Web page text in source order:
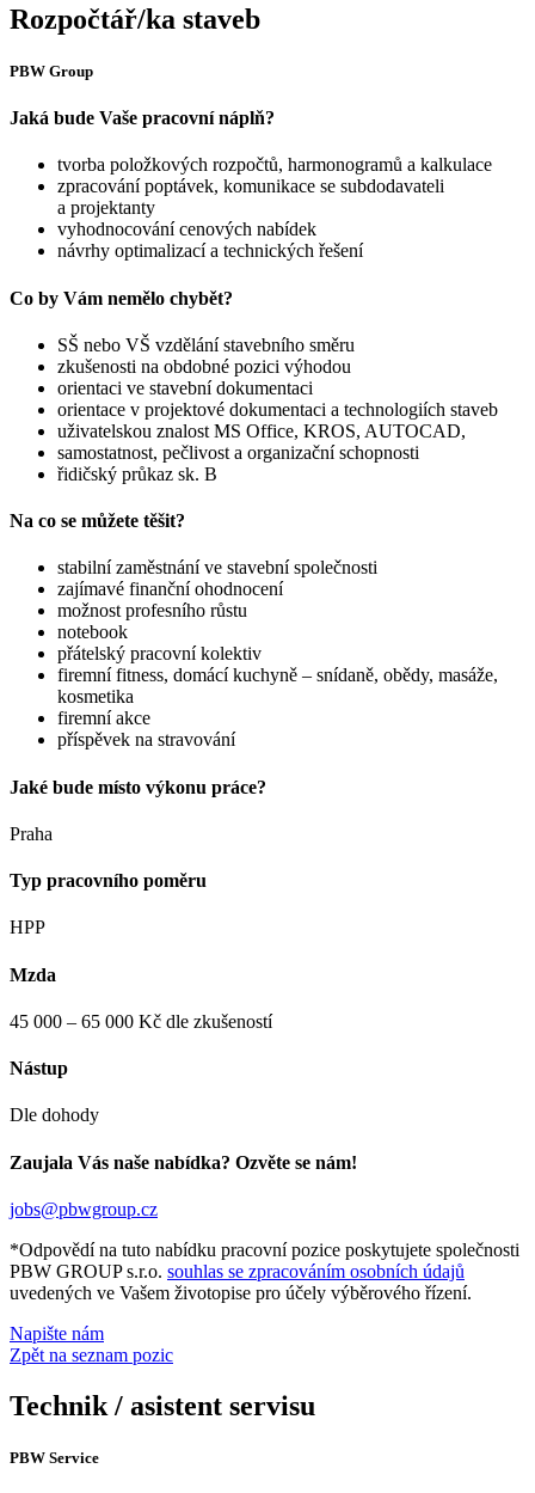
Rozpočtář/ka staveb
PBW Group
Jaká bude Vaše pracovní náplň?
tvorba položkových rozpočtů, harmonogramů a kalkulace
zpracování poptávek, komunikace se subdodavateli
a projektanty
vyhodnocování cenových nabídek
návrhy optimalizací a technických řešení
Co by Vám nemělo chybět?
SŠ nebo VŠ vzdělání stavebního směru
zkušenosti na obdobné pozici výhodou
orientaci ve stavební dokumentaci
orientace v projektové dokumentaci a technologiích staveb
uživatelskou znalost MS Office, KROS, AUTOCAD,
samostatnost, pečlivost a organizační schopnosti
řidičský průkaz sk. B
Na co se můžete těšit?
stabilní zaměstnání ve stavební společnosti
zajímavé finanční ohodnocení
možnost profesního růstu
notebook
přátelský pracovní kolektiv
firemní fitness, domácí kuchyně – snídaně, obědy, masáže,
kosmetika
firemní akce
příspěvek na stravování
Jaké bude místo výkonu práce?
Praha
Typ pracovního poměru
HPP
Mzda
45 000 – 65 000 Kč dle zkušeností
Nástup
Dle dohody
Zaujala Vás naše nabídka? Ozvěte se nám!
jobs@pbwgroup.cz
*Odpovědí na tuto nabídku pracovní pozice poskytujete společnosti
PBW GROUP s.r.o. souhlas se zpracováním osobních údajů
uvedených ve Vašem životopise pro účely výběrového řízení.
Napište nám
Zpět na seznam pozic
Technik / asistent servisu
PBW Service